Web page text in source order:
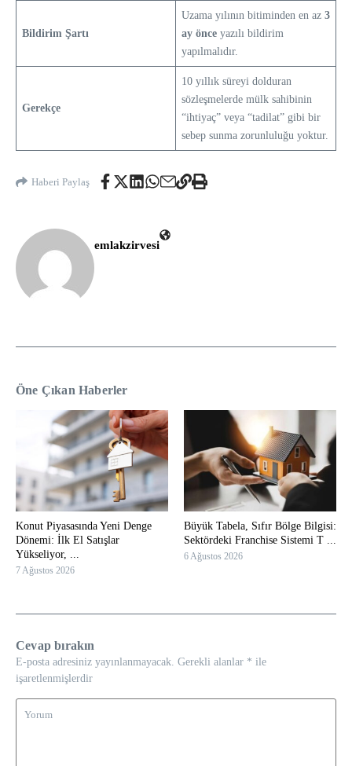
Bildirim Şartı
Uzama yılının bitiminden en az 3
ay önce yazılı bildirim
yapılmalıdır.
Gerekçe
10 yıllık süreyi dolduran
sözleşmelerde mülk sahibinin
“ihtiyaç” veya “tadilat” gibi bir
sebep sunma zorunluluğu yoktur.
Haberi Paylaş
emlakzirvesi
Öne Çıkan Haberler
Konut Piyasasında Yeni Denge
Dönemi: İlk El Satışlar
Yükseliyor, ...
7 Ağustos 2026
Büyük Tabela, Sıfır Bölge Bilgisi:
Sektördeki Franchise Sistemi T ...
6 Ağustos 2026
Cevap bırakın
E-posta adresiniz yayınlanmayacak. Gerekli alanlar * ile
işaretlenmişlerdir